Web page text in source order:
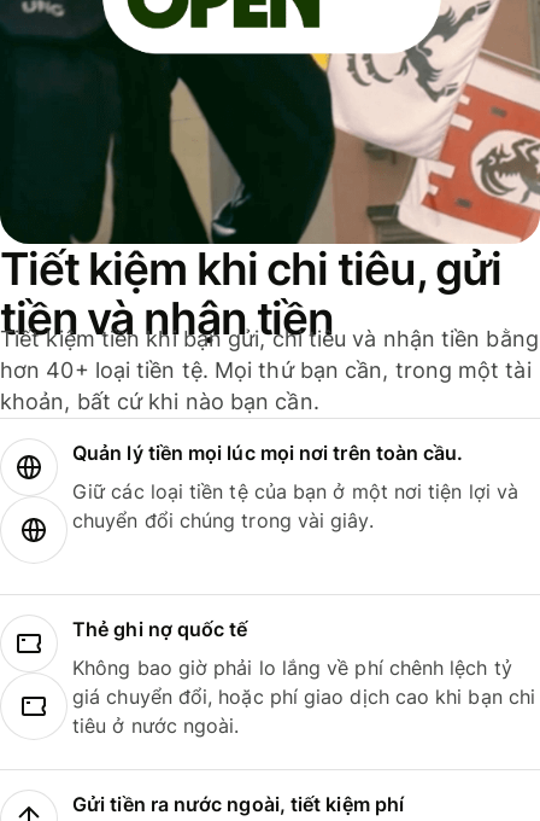
Tiết kiệm khi chi tiêu, gửi
tiền và nhận tiền
Tiết kiệm tiền khi bạn gửi, chi tiêu và nhận tiền bằng
hơn 40+ loại tiền tệ. Mọi thứ bạn cần, trong một tài
khoản, bất cứ khi nào bạn cần.
Quản lý tiền mọi lúc mọi nơi trên toàn cầu.
Giữ các loại tiền tệ của bạn ở một nơi tiện lợi và
chuyển đổi chúng trong vài giây.
Thẻ ghi nợ quốc tế
Không bao giờ phải lo lắng về phí chênh lệch tỷ
giá chuyển đổi, hoặc phí giao dịch cao khi bạn chi
tiêu ở nước ngoài.
Gửi tiền ra nước ngoài, tiết kiệm phí